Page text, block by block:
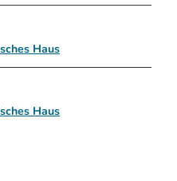
Haus
Haus